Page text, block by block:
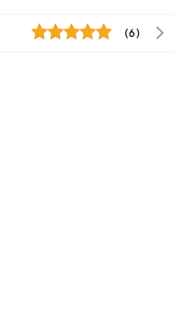
(6)